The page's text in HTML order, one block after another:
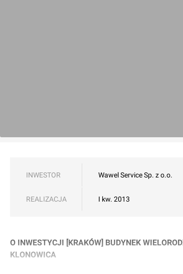
INWESTOR Wawel Service Sp. z o.o.
REALIZACJA I kw. 2013
O INWESTYCJI [KRAKÓW] BUDYNEK
KLONOWICA